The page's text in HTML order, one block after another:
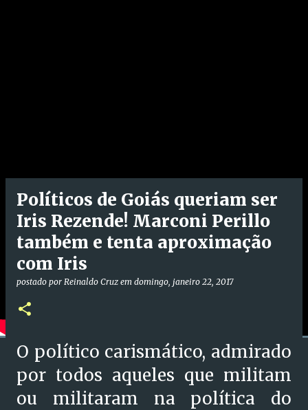
Políticos de Goiás queriam ser
Iris Rezende! Marconi Perillo
também e tenta aproximação
com Iris
postado por Reinaldo Cruz em domingo, janeiro 22, 2017
O político carismático, admirado
por todos aqueles que militam
ou militaram na política do